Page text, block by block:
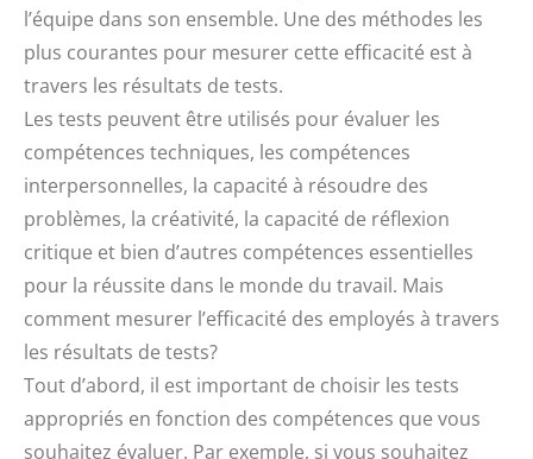
l’équipe dans son ensemble. Une des méthodes les
plus courantes pour mesurer cette efficacité est à
travers les résultats de tests.
Les tests peuvent être utilisés pour évaluer les
compétences techniques, les compétences
interpersonnelles, la capacité à résoudre des
problèmes, la créativité, la capacité de réflexion
critique et bien d’autres compétences essentielles
pour la réussite dans le monde du travail. Mais
comment mesurer l’efficacité des employés à travers
les résultats de tests?
Tout d’abord, il est important de choisir les tests
appropriés en fonction des compétences que vous
souhaitez évaluer. Par exemple, si vous souhaitez